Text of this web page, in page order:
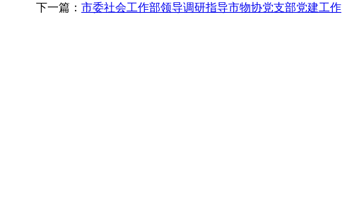
下一篇： 市委社会工作部领导调研指导市物协党支部党建工作